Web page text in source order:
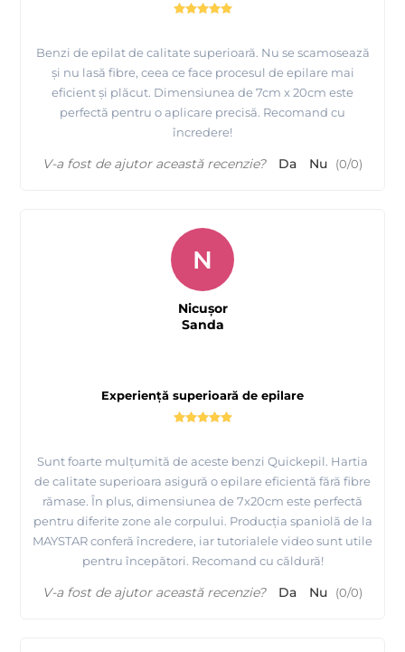
Benzi de epilat de calitate superioară. Nu se scamosează
și nu lasă fibre, ceea ce face procesul de epilare mai
eficient și plăcut. Dimensiunea de 7cm x 20cm este
perfectă pentru o aplicare precisă. Recomand cu
încredere!
V-a fost de ajutor această recenzie? Da Nu (0/0)
Experiență superioară de epilare
Sunt foarte mulțumită de aceste benzi Quickepil. Hartia
de calitate superioara asigură o epilare eficientă fără fibre
rămase. În plus, dimensiunea de 7x20cm este perfectă
pentru diferite zone ale corpului. Producția spaniolă de la
MAYSTAR conferă încredere, iar tutorialele video sunt utile
pentru începători. Recomand cu căldură!
N
Nicușor
Sanda
V-a fost de ajutor această recenzie? Da Nu (0/0)